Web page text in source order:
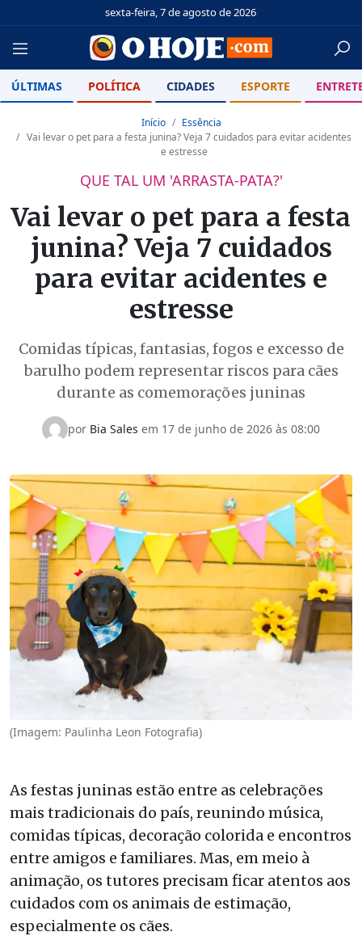
sexta-feira, 7 de agosto de 2026
ÚLTIMAS POLÍTICA CIDADES ESPORTE
Início
Essência
Vai levar o pet para a festa junina? Veja 7 cuidados para evitar acidentes
e estresse
QUE TAL UM 'ARRASTA-PATA?'
Vai levar o pet para a festa
junina? Veja 7 cuidados
para evitar acidentes e
estresse
Comidas típicas, fantasias, fogos e excesso de
barulho podem representar riscos para cães
durante as comemorações juninas
por Bia Sales em 17 de junho de 2026 às 08:00
(Imagem: Paulinha Leon Fotografia)
As festas juninas estão entre as celebrações
mais tradicionais do país, reunindo música,
comidas típicas, decoração colorida e encontros
entre amigos e familiares. Mas, em meio à
animação, os tutores precisam ficar atentos aos
cuidados com os animais de estimação,
especialmente os cães.